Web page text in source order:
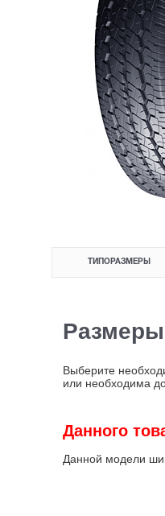
ТИПОРАЗМЕРЫ
Выберите
или необходима
Данного
Данной модели